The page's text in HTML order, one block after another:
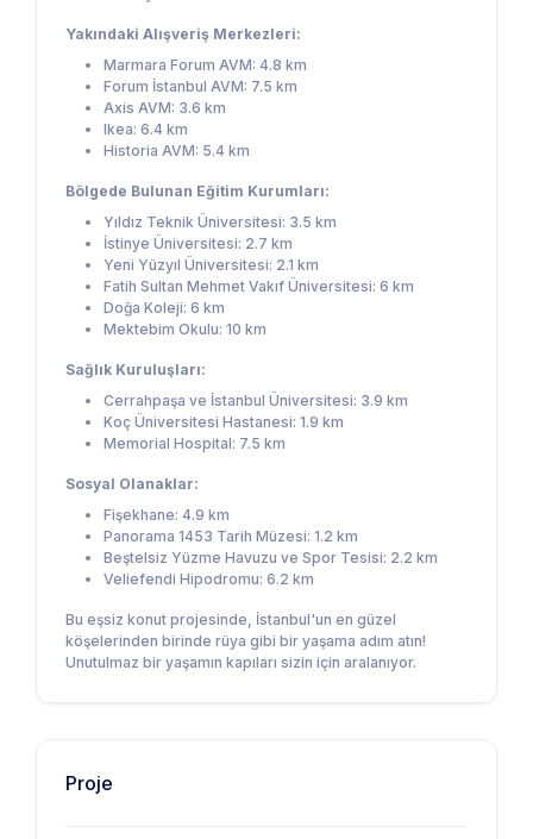
Yakındaki Alışveriş Merkezleri:
Marmara Forum AVM: 4.8 km
Forum İstanbul AVM: 7.5 km
Axis AVM: 3.6 km
Ikea: 6.4 km
Historia AVM: 5.4 km
Bölgede Bulunan Eğitim Kurumları:
Yıldız Teknik Üniversitesi: 3.5 km
İstinye Üniversitesi: 2.7 km
Yeni Yüzyıl Üniversitesi: 2.1 km
Fatih Sultan Mehmet Vakıf Üniversitesi: 6 km
Doğa Koleji: 6 km
Mektebim Okulu: 10 km
Sağlık Kuruluşları:
Cerrahpaşa ve İstanbul Üniversitesi: 3.9 km
Koç Üniversitesi Hastanesi: 1.9 km
Memorial Hospital: 7.5 km
Sosyal Olanaklar:
Fişekhane: 4.9 km
Panorama 1453 Tarih Müzesi: 1.2 km
Beştelsiz Yüzme Havuzu ve Spor Tesisi: 2.2 km
Veliefendi Hipodromu: 6.2 km
Bu eşsiz konut projesinde, İstanbul'un en güzel
köşelerinden birinde rüya gibi bir yaşama adım atın!
Unutulmaz bir yaşamın kapıları sizin için aralanıyor.
Proje